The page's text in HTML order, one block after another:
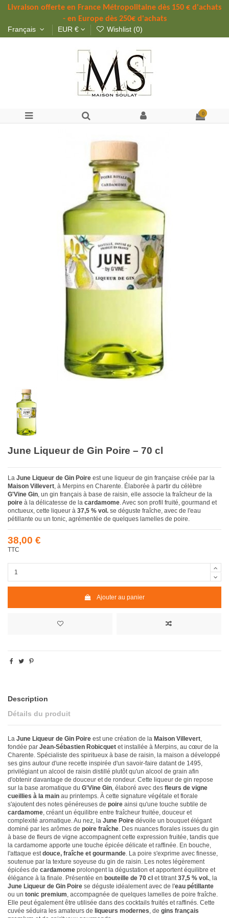
Livraison offerte en France Métropolitaine dès 150 € d'achats
- en Europe dès 250€ d'achats
Français EUR € Wishlist (0)
0
June Liqueur de Gin Poire – 70 cl
La June Liqueur de Gin Poire est une liqueur de gin française créée par la
Maison Villevert, à Merpins en Charente. Élaborée à partir du célèbre
G'Vine Gin, un gin français à base de raisin, elle associe la fraîcheur de la
poire à la délicatesse de la cardamome. Avec son profil fruité, gourmand et
onctueux, cette liqueur à 37,5 % vol. se déguste fraîche, avec de l'eau
pétillante ou un tonic, agrémentée de quelques lamelles de poire.
38,00 €
TTC
Ajouter au panier
Description
Détails du produit
La June Liqueur de Gin Poire est une création de la Maison Villevert,
fondée par Jean-Sébastien Robicquet et installée à Merpins, au cœur de la
Charente. Spécialiste des spiritueux à base de raisin, la maison a développé
ses gins autour d'une recette inspirée d'un savoir-faire datant de 1495,
privilégiant un alcool de raisin distillé plutôt qu'un alcool de grain afin
d'obtenir davantage de douceur et de rondeur. Cette liqueur de gin repose
sur la base aromatique du G'Vine Gin, élaboré avec des fleurs de vigne
cueillies à la main au printemps. À cette signature végétale et florale
s'ajoutent des notes généreuses de poire ainsi qu'une touche subtile de
cardamome, créant un équilibre entre fraîcheur fruitée, douceur et
complexité aromatique. Au nez, la June Poire dévoile un bouquet élégant
dominé par les arômes de poire fraîche. Des nuances florales issues du gin
à base de fleurs de vigne accompagnent cette expression fruitée, tandis que
la cardamome apporte une touche épicée délicate et raffinée. En bouche,
l'attaque estdouce, fraîche et gourmande. La poire s'exprime avec finesse,
soutenue par la texture soyeuse du gin de raisin. Les notes légèrement
épicées de cardamome prolongent la dégustation et apportent équilibre et
élégance à la finale. Présentée en bouteille de 70 cl et titrant37,5 % vol., la
June Liqueur de Gin Poire se déguste idéalement avec de l'eau pétillante
ou un tonic premium, accompagnée de quelques lamelles de poire fraîche.
Elle peut également être utilisée dans des cocktails fruités et raffinés. Cette
cuvée séduira les amateurs de liqueurs modernes, de gins français